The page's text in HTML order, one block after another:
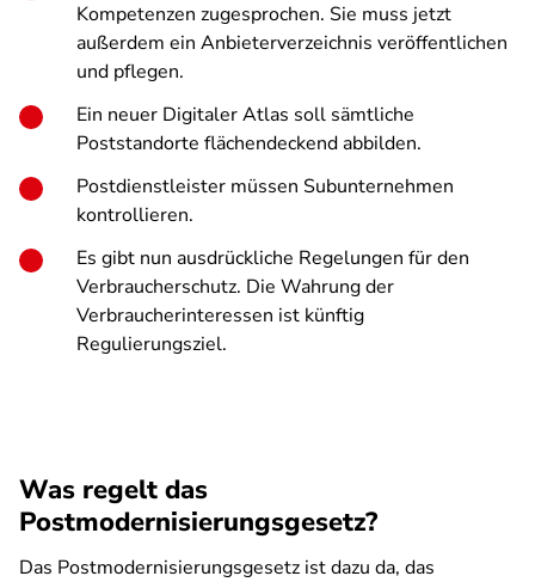
Kompetenzen zugesprochen. Sie muss jetzt
außerdem ein Anbieterverzeichnis veröffentlichen
und pflegen.
Ein neuer Digitaler Atlas soll sämtliche
Poststandorte flächendeckend abbilden.
Postdienstleister müssen Subunternehmen
kontrollieren.
Es gibt nun ausdrückliche Regelungen für den
Verbraucherschutz. Die Wahrung der
Verbraucherinteressen ist künftig
Regulierungsziel.
Was regelt das
Postmodernisierungsgesetz?
Das Postmodernisierungsgesetz ist dazu da, das